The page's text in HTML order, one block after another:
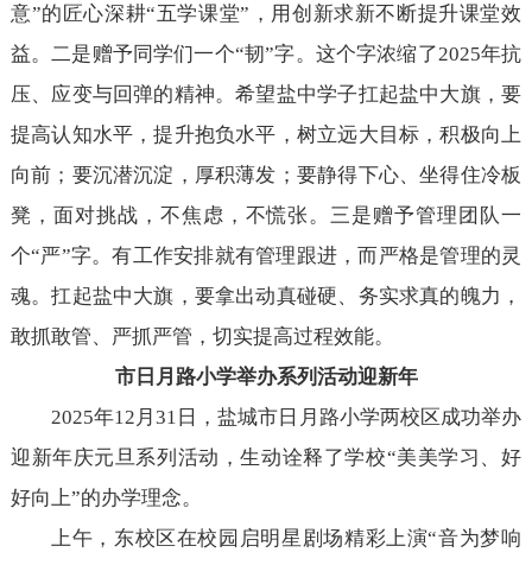
意”的匠心深耕“五学课堂”，用创新求新不断提升课堂效
益。二是赠予同学们一个“韧”字。这个字浓缩了2025年抗
压、应变与回弹的精神。希望盐中学子扛起盐中大旗，要
提高认知水平，提升抱负水平，树立远大目标，积极向上
向前；要沉潜沉淀，厚积薄发；要静得下心、坐得住冷板
凳，面对挑战，不焦虑，不慌张。三是赠予管理团队一
个“严”字。有工作安排就有管理跟进，而严格是管理的灵
魂。扛起盐中大旗，要拿出动真碰硬、务实求真的魄力，
敢抓敢管、严抓严管，切实提高过程效能。
市日月路小学举办系列活动迎新年
2025年12月31日，盐城市日月路小学两校区成功举办
迎新年庆元旦系列活动，生动诠释了学校“美美学习、好
好向上”的办学理念。
上午，东校区在校园启明星剧场精彩上演“音为梦响